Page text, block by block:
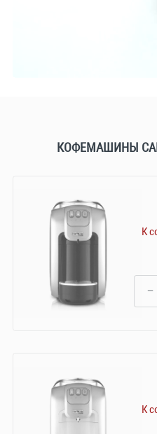
КОФЕМАШИНЫ
К
−
К